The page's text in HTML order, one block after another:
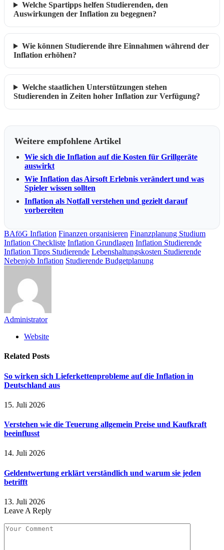
Welche Spartipps helfen Studierenden, den
Auswirkungen der Inflation zu begegnen?
Wie können Studierende ihre Einnahmen während der
Inflation erhöhen?
Welche staatlichen Unterstützungen stehen
Studierenden in Zeiten hoher Inflation zur Verfügung?
Weitere empfohlene Artikel
Wie sich die Inflation auf die Kosten für Grillgeräte
auswirkt
Wie Inflation das Airsoft Erlebnis verändert und was
Spieler wissen sollten
Inflation als Notfall verstehen und gezielt darauf
vorbereiten
BAföG Inflation Finanzen organisieren Finanzplanung Studium
Inflation Checkliste Inflation Grundlagen Inflation Studierende
Inflation Tipps Studierende Lebenshaltungskosten Studierende
Nebenjob Inflation Studierende Budgetplanung
Administrator
Website
Related Posts
So wirken sich Lieferkettenprobleme auf die Inflation in
Deutschland aus
15. Juli 2026
Verstehen wie die Teuerung allgemein Preise und Kaufkraft
beeinflusst
14. Juli 2026
Geldentwertung erklärt verständlich und warum sie jeden
betrifft
13. Juli 2026
Leave A Reply